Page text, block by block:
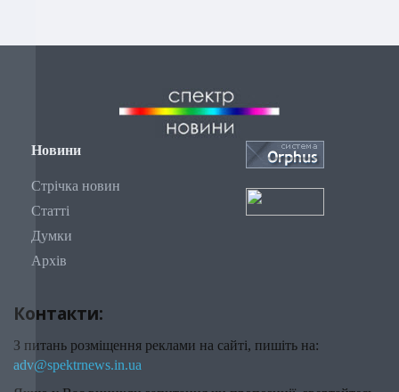
Новини
Стрічка новин
Статті
Думки
Архів
Контакти:
З питань розміщення реклами на сайті, пишіть на:
adv@spektrnews.in.ua